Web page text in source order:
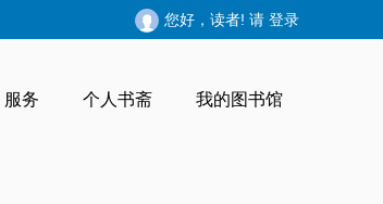
您好，读者! 请 登录
服务 个人书斋 我的图书馆